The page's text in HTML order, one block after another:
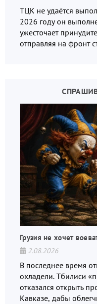
ТЦК не удаётся
2026 году он
ужесточает
отправляя на фронт
Грузия не хочет
2.08.2026
В последнее время
охладели. Тбилиси
отказался открыть
Кавказе, дабы